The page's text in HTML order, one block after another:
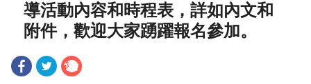
導活動內容和時程表，詳如內文和
附件，歡迎大家踴躍報名參加。